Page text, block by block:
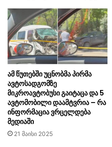
ამ წუთებში უცნობმა პირმა
ავტოსადგომზე
მიკროავტობუსი გაიტაცა და 5
ავტომობილი დაამტვრია – რა
ინფორმაცია ვრცელდება
მედიაში
21 მაისი 2025